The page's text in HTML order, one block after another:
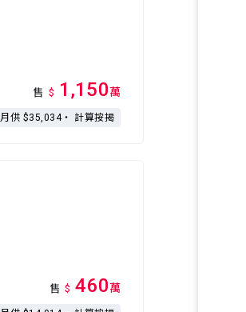
售 $ 1,150萬
月供 $35,034・ 計算按揭
售 $ 460萬